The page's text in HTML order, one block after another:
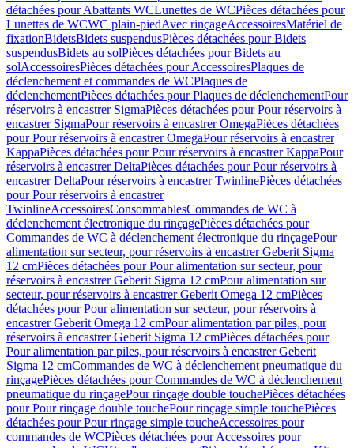
détachées pour Abattants WCLunettes de WCPièces détachées pour
Lunettes de WCWC plain-piedAvec rinçageAccessoiresMatériel de
fixationBidetsBidets suspendusPièces détachées pour Bidets
suspendusBidets au solPièces détachées pour Bidets au
solAccessoiresPièces détachées pour AccessoiresPlaques de
déclenchement et commandes de WCPlaques de
déclenchementPièces détachées pour Plaques de déclenchementPour
réservoirs à encastrer SigmaPièces détachées pour Pour réservoirs à
encastrer SigmaPour réservoirs à encastrer OmegaPièces détachées
pour Pour réservoirs à encastrer OmegaPour réservoirs à encastrer
KappaPièces détachées pour Pour réservoirs à encastrer KappaPour
réservoirs à encastrer DeltaPièces détachées pour Pour réservoirs à
encastrer DeltaPour réservoirs à encastrer TwinlinePièces détachées
pour Pour réservoirs à encastrer
TwinlineAccessoiresConsommablesCommandes de WC à
déclenchement électronique du rinçagePièces détachées pour
Commandes de WC à déclenchement électronique du rinçagePour
alimentation sur secteur, pour réservoirs à encastrer Geberit Sigma
12 cmPièces détachées pour Pour alimentation sur secteur, pour
réservoirs à encastrer Geberit Sigma 12 cmPour alimentation sur
secteur, pour réservoirs à encastrer Geberit Omega 12 cmPièces
détachées pour Pour alimentation sur secteur, pour réservoirs à
encastrer Geberit Omega 12 cmPour alimentation par piles, pour
réservoirs à encastrer Geberit Sigma 12 cmPièces détachées pour
Pour alimentation par piles, pour réservoirs à encastrer Geberit
Sigma 12 cmCommandes de WC à déclenchement pneumatique du
rinçagePièces détachées pour Commandes de WC à déclenchement
pneumatique du rinçagePour rinçage double touchePièces détachées
pour Pour rinçage double touchePour rinçage simple touchePièces
détachées pour Pour rinçage simple toucheAccessoires pour
commandes de WCPièces détachées pour Accessoires pour